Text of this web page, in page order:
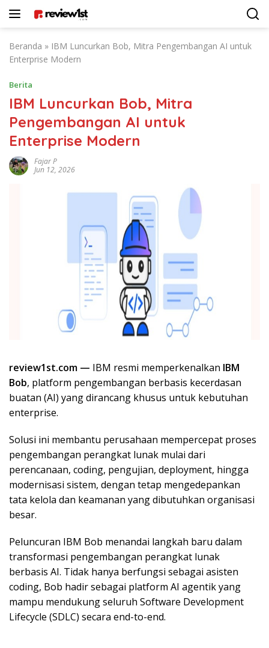
Beranda » IBM Luncurkan Bob, Mitra Pengembangan AI untuk
Enterprise Modern
Berita
IBM Luncurkan Bob, Mitra
Pengembangan AI untuk
Enterprise Modern
Fajar P
Jun 12, 2026
review1st.com — IBM resmi memperkenalkan IBM
Bob, platform pengembangan berbasis kecerdasan
buatan (AI) yang dirancang khusus untuk kebutuhan
enterprise.
Solusi ini membantu perusahaan mempercepat proses
pengembangan perangkat lunak mulai dari
perencanaan, coding, pengujian, deployment, hingga
modernisasi sistem, dengan tetap mengedepankan
tata kelola dan keamanan yang dibutuhkan organisasi
besar.
Peluncuran IBM Bob menandai langkah baru dalam
transformasi pengembangan perangkat lunak
berbasis AI. Tidak hanya berfungsi sebagai asisten
coding, Bob hadir sebagai platform AI agentik yang
mampu mendukung seluruh Software Development
Lifecycle (SDLC) secara end-to-end.